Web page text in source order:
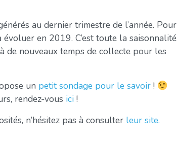
au dernier trimestre de l’année. Pour
en 2019. C’est toute la saisonnalité
de nouveaux temps de collecte pour les
un petit sondage pour le savoir !
rendez-vous ici !
n’hésitez pas à consulter leur site.